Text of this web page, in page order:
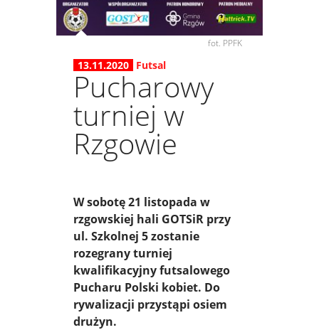
fot. PPFK
13.11.2020 Futsal
Pucharowy
turniej w
Rzgowie
W sobotę 21 listopada w
rzgowskiej hali GOTSiR przy
ul. Szkolnej 5 zostanie
rozegrany turniej
kwalifikacyjny futsalowego
Pucharu Polski kobiet. Do
rywalizacji przystąpi osiem
drużyn.